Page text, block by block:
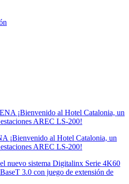
¡Bienvenido al Hotel Catalonia, un
AREC LS-200!